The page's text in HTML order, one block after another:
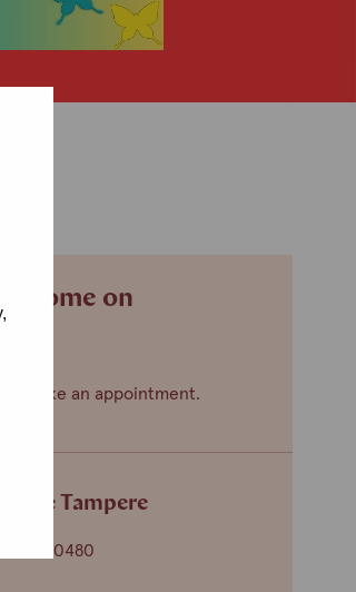
come on
to make an appointment.
Tampere
265 0480